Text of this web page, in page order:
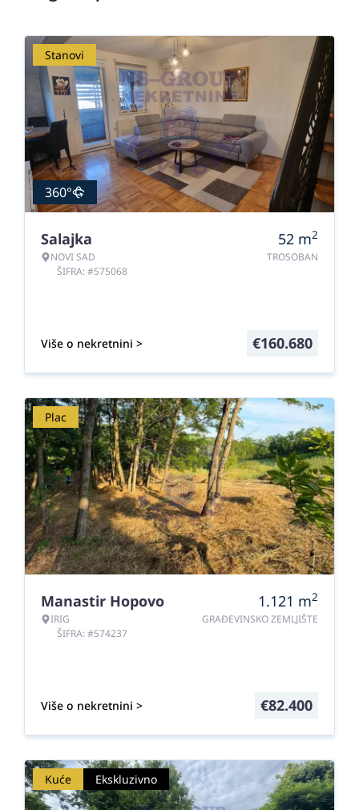
Stanovi
360°
Salajka
NOVI SAD
ŠIFRA: #575068
52 m2
TROSOBAN
Više o nekretnini > €160.680
Plac
Manastir Hopovo
IRIG
ŠIFRA: #574237
1.121 m2
GRAĐEVINSKO ZEMLJIŠTE
Više o nekretnini > €82.400
Kuće Ekskluzivno